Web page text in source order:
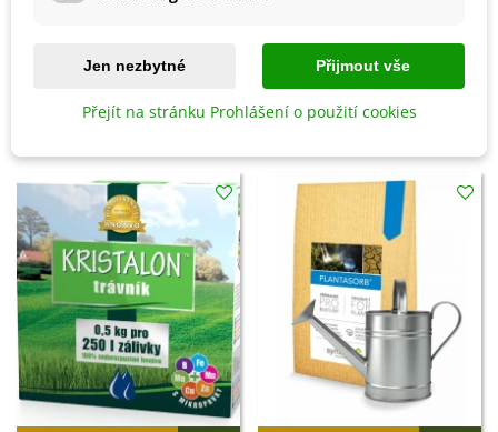
161 Kč
Jen nezbytné Přijmout vše
Přejít na stránku Prohlášení o použití cookies